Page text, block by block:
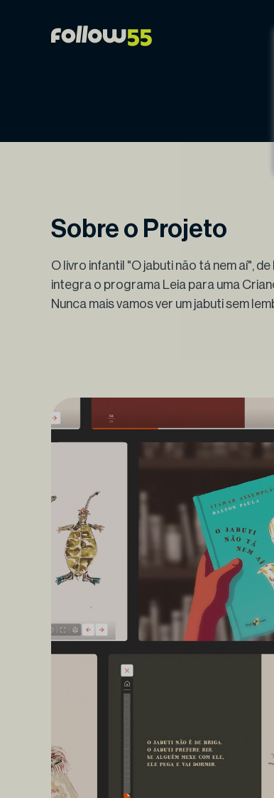
Sobre o Projeto
O livro infantil "O jabuti não tá nem aí",
integra o programa Leia para uma
Nunca mais vamos ver um jabuti sem